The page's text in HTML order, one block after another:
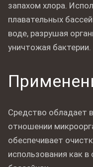
запахом хлора.
плавательных
воде, разрушая
уничтожая бактерии.
Средство обладает
отношении
обеспечивает
использования как